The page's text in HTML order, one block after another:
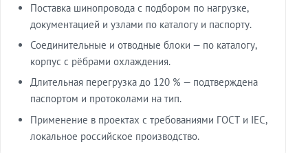
Поставка шинопровода с подбором по нагрузке,
документацией и узлами по каталогу и паспорту.
Соединительные и отводные блоки — по каталогу,
корпус с рёбрами охлаждения.
Длительная перегрузка до 120 % — подтверждена
паспортом и протоколами на тип.
Применение в проектах с требованиями ГОСТ и IEC,
локальное российское производство.